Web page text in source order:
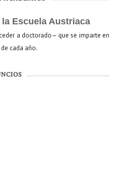
Escuela Austriaca
a doctorado— que se imparte en
cada año.